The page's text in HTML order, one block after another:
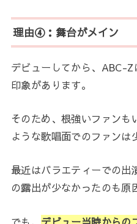
理由④：舞台がメイン
デビューしてから、ABC-
印象があります。
そのため、根強いファンも
ような歌唱面でのファンは
最近はバラエティーでの出
の露出が少なかったのも原